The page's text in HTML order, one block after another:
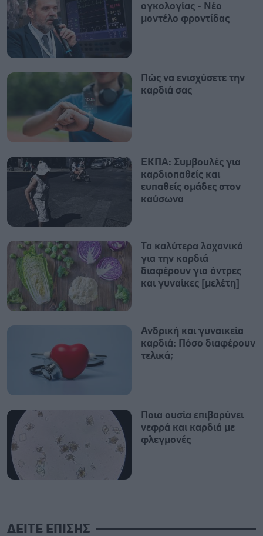
ογκολογίας - Νέο
μοντέλο φροντίδας
Πώς να ενισχύσετε την
καρδιά σας
ΕΚΠΑ: Συμβουλές για
καρδιοπαθείς και
ευπαθείς ομάδες στον
καύσωνα
Τα καλύτερα λαχανικά
για την καρδιά
διαφέρουν για άντρες
και γυναίκες [μελέτη]
Ανδρική και γυναικεία
καρδιά: Πόσο διαφέρουν
τελικά;
Ποια ουσία επιβαρύνει
νεφρά και καρδιά με
φλεγμονές
ΔΕΙΤΕ ΕΠΙΣΗΣ